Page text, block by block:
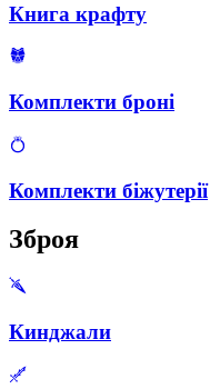
Книга крафту
Комплекти броні
Комплекти біжутерії
Зброя
Кинджали